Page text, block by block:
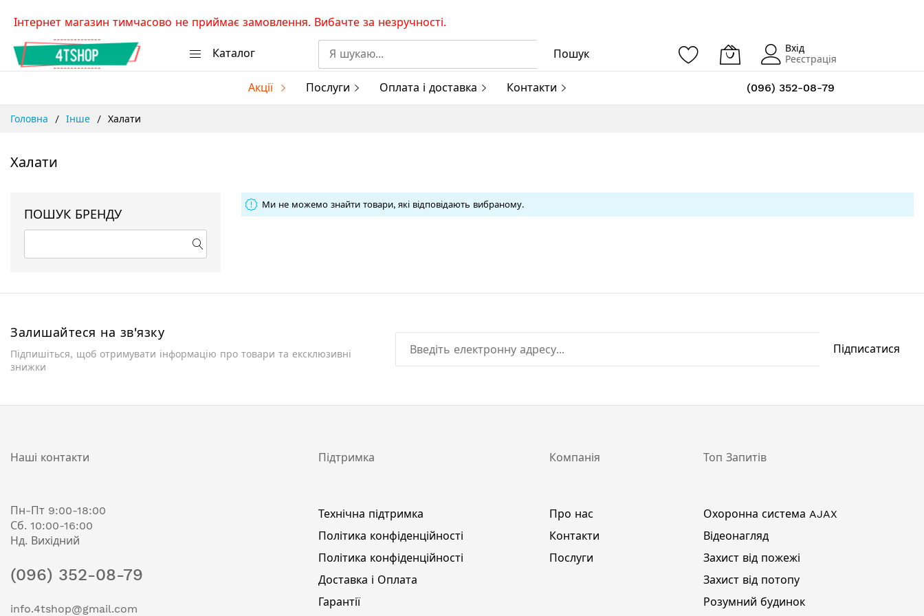
Skip
Content
Інтернет магазин тимчасово не приймає замовлення. Вибачте за незручності.
Каталог Пошук
Вхід
Реєстрація
Акції Послуги Оплата і доставка Контакти (096) 352-08-79
Головна Інше Халати
Халати
Ми не можемо знайти товари, які відповідають вибраному.
ПОШУК БРЕНДУ
Залишайтеся на зв'язку
Підпишіться, щоб отримувати інформацію про товари та ексклюзивні
знижки
Підписатися
Наші контакти
Пн-Пт 9:00-18:00
Сб. 10:00-16:00
Нд. Вихідний
(096) 352-08-79
info.4tshop@gmail.com
Підтримка
Технічна підтримка
Політика конфіденційності
Політика конфіденційності
Доставка і Оплата
Гарантії
Компанія
Про нас
Контакти
Послуги
Топ Запитів
Охоронна система AJAX
Відеонагляд
Захист від пожежі
Захист від потопу
Розумний будинок